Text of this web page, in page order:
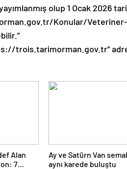
olup 1 Ocak 2026
Konular/Veteriner-
trois.tarimorman.gov.tr”
Alan
7
Ay ve Satürn Van
aynı karede buluştu